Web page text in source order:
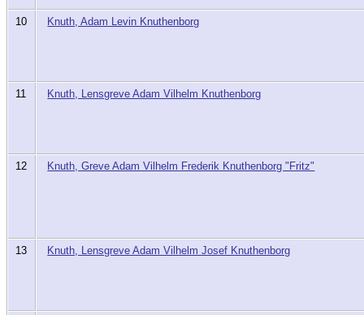
10 Knuth, Adam Levin Knuthenborg
11 Knuth, Lensgreve Adam Vilhelm Knuthenborg
12 Knuth, Greve Adam Vilhelm Frederik Knuthenborg "Fritz"
13 Knuth, Lensgreve Adam Vilhelm Josef Knuthenborg